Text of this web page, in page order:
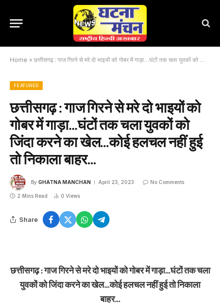
Home » छत्तीसगढ़ : गाज गिरने से मरे दो भाइयों को गोबर में गाड़ा…घंटों तक चला युवकों को जिंदा करने का खेल…कोई हलचल नहीं हुई तो निकाला बाहर…
FEATURED
छत्तीसगढ़ : गाज गिरने से मरे दो भाइयों को
गोबर में गाड़ा…घंटों तक चला युवकों को
जिंदा करने का खेल…कोई हलचल नहीं हुई
तो निकाला बाहर…
By GHATNA MANCHAN April 23, 2023 No Comments
2 Mins Read 0 Views
Share
छत्तीसगढ़ : गाज गिरने से मरे दो भाइयों को गोबर में गाड़ा…घंटों तक चला
युवकों को जिंदा करने का खेल…कोई हलचल नहीं हुई तो निकाला
बाहर…